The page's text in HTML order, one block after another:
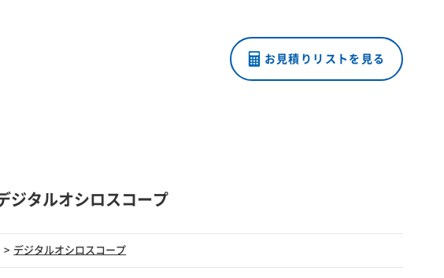
お見積りリストを見る
ジタルオシロスコープ
デジタルオシロスコープ